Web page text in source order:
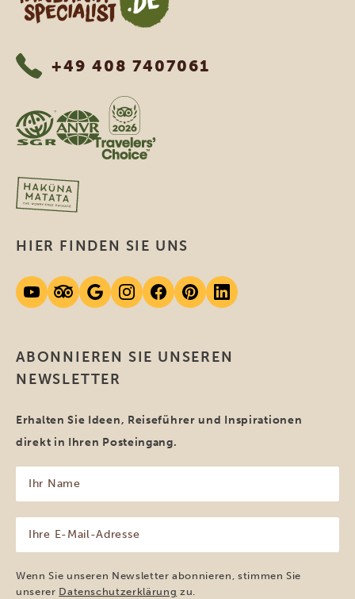
+49 408 7407061
ABONNIEREN SIE UNSEREN
NEWSLETTER
Erhalten Sie Ideen, Reiseführer und Inspirationen
direkt in Ihren Posteingang.
Name
(erforderlich)
Mail-
Adresse
(erforderlich)
Wenn Sie unseren Newsletter abonnieren, stimmen Sie
unserer Datenschutzerklärung zu.
HIER FINDEN SIE UNS